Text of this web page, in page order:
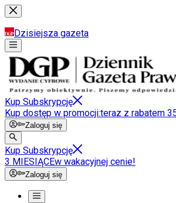
Dzisiejsza gazeta
Kup Subskrypcję
Kup dostęp w promocji:teraz z rabatem
Zaloguj się
Kup Subskrypcję
3 MIESIĄCEw wakacyjnej cenie!
Zaloguj się